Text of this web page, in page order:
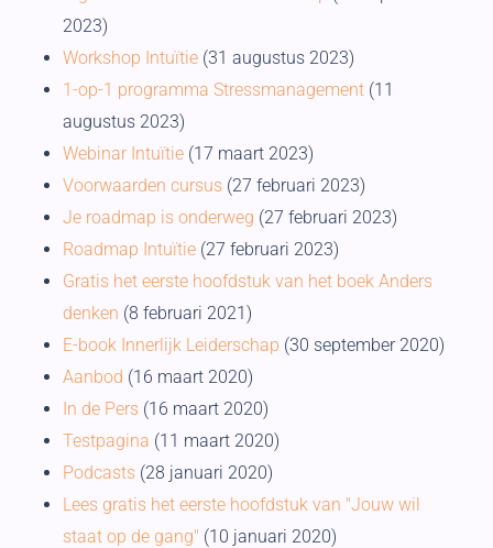
2023)
Workshop Intuïtie (31 augustus 2023)
1-op-1 programma Stressmanagement (11
augustus 2023)
Webinar Intuïtie (17 maart 2023)
Voorwaarden cursus (27 februari 2023)
Je roadmap is onderweg (27 februari 2023)
Roadmap Intuïtie (27 februari 2023)
Gratis het eerste hoofdstuk van het boek Anders
denken (8 februari 2021)
E-book Innerlijk Leiderschap (30 september 2020)
Aanbod (16 maart 2020)
In de Pers (16 maart 2020)
Testpagina (11 maart 2020)
Podcasts (28 januari 2020)
Lees gratis het eerste hoofdstuk van "Jouw wil
staat op de gang" (10 januari 2020)